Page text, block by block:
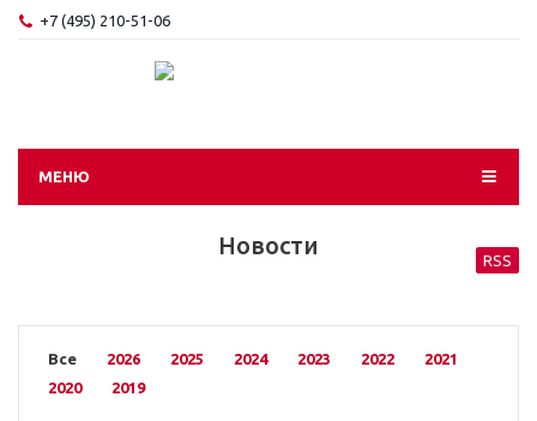
+7 (495) 210-51-06
МЕНЮ
Новости
RSS
Все 2026 2025 2024 2023 2022
2021
2020
2019